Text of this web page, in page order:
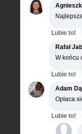
Lubie to!
Rafał
W końcu
Lubie to!
Adam
Opłaca
Lubie to!